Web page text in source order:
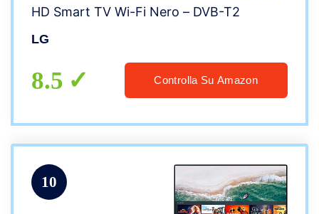
HD Smart TV Wi-Fi Nero – DVB-T2
LG
8.5 Controlla Su Amazon
10